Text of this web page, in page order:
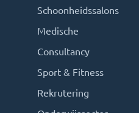
Schoonheidssalons
Medische
Consultancy
Sport & Fitness
Rekrutering